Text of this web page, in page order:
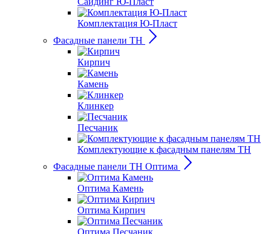
Комплектация Ю-Пласт
Фасадные панели ТН
Кирпич
Камень
Клинкер
Песчаник
Комплектующие к фасадным панелям ТН
Фасадные панели ТН Оптима
Оптима Камень
Оптима Кирпич
Оптима Песчаник